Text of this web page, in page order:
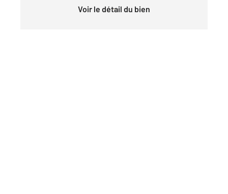
Voir le détail du bien